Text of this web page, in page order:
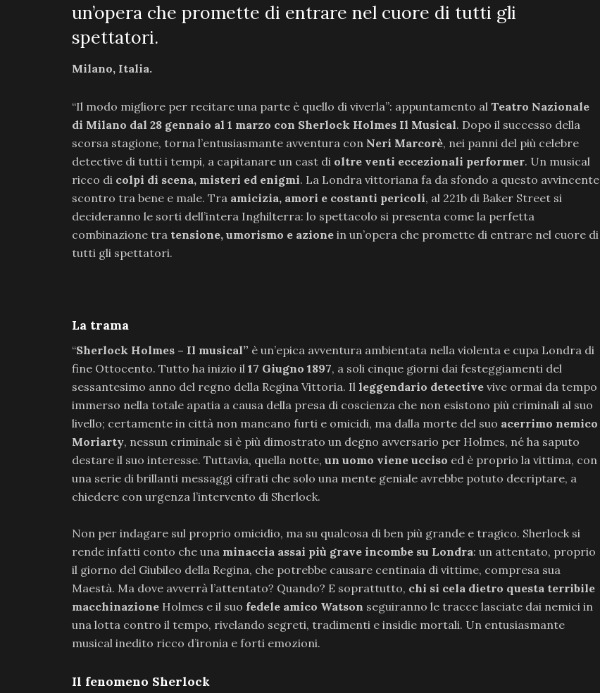
un’opera che promette di entrare nel cuore di tutti gli
spettatori.
Milano, Italia.
“Il modo migliore per recitare una parte è quello di viverla”: appuntamento al Teatro Nazionale
di Milano dal 28 gennaio al 1 marzo con Sherlock Holmes Il Musical. Dopo il successo della
scorsa stagione, torna l’entusiasmante avventura con Neri Marcorè, nei panni del più celebre
detective di tutti i tempi, a capitanare un cast di oltre venti eccezionali performer. Un musical
ricco di colpi di scena, misteri ed enigmi. La Londra vittoriana fa da sfondo a questo avvincente
scontro tra bene e male. Tra amicizia, amori e costanti pericoli, al 221b di Baker Street si
decideranno le sorti dell’intera Inghilterra: lo spettacolo si presenta come la perfetta
combinazione tra tensione, umorismo e azione in un’opera che promette di entrare nel cuore di
tutti gli spettatori.
La trama
“Sherlock Holmes – Il musical” è un’epica avventura ambientata nella violenta e cupa Londra di
fine Ottocento. Tutto ha inizio il 17 Giugno 1897, a soli cinque giorni dai festeggiamenti del
sessantesimo anno del regno della Regina Vittoria. Il leggendario detective vive ormai da tempo
immerso nella totale apatia a causa della presa di coscienza che non esistono più criminali al suo
livello; certamente in città non mancano furti e omicidi, ma dalla morte del suo acerrimo nemico
Moriarty, nessun criminale si è più dimostrato un degno avversario per Holmes, né ha saputo
destare il suo interesse. Tuttavia, quella notte, un uomo viene ucciso ed è proprio la vittima, con
una serie di brillanti messaggi cifrati che solo una mente geniale avrebbe potuto decriptare, a
chiedere con urgenza l’intervento di Sherlock.
Non per indagare sul proprio omicidio, ma su qualcosa di ben più grande e tragico. Sherlock si
rende infatti conto che una minaccia assai più grave incombe su Londra: un attentato, proprio
il giorno del Giubileo della Regina, che potrebbe causare centinaia di vittime, compresa sua
Maestà. Ma dove avverrà l’attentato? Quando? E soprattutto, chi si cela dietro questa terribile
macchinazione Holmes e il suo fedele amico Watson seguiranno le tracce lasciate dai nemici in
una lotta contro il tempo, rivelando segreti, tradimenti e insidie mortali. Un entusiasmante
musical inedito ricco d’ironia e forti emozioni.
Il fenomeno Sherlock